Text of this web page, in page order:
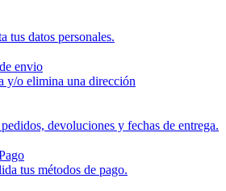
tus datos personales.
envio
y/o elimina una dirección
devoluciones y fechas de entrega.
tus métodos de pago.